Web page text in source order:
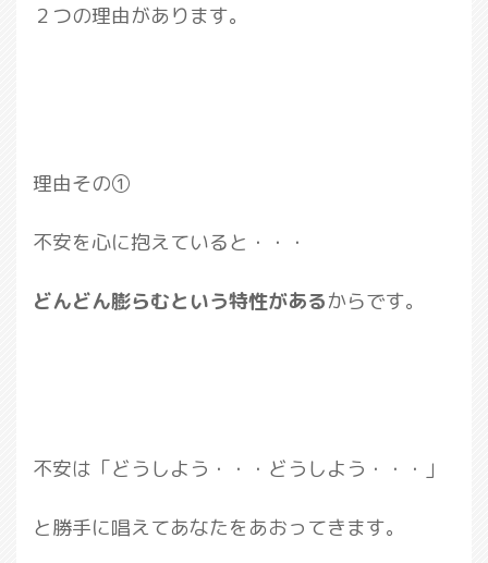
２つの理由があります。
理由その①
不安を心に抱えていると・・・
どんどん膨らむという特性があるからです。
不安は「どうしよう・・・どうしよう・・・」
と勝手に唱えてあなたをあおってきます。